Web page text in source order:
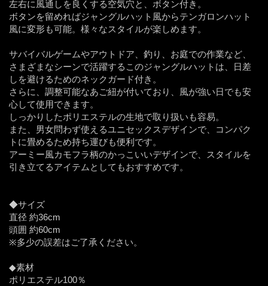
左右に風通しを良くする空気穴と、ボタン付き。
ボタンを留めればジャングルハット風からテンガロンハット
風に変形も可能。様々なスタイルが楽しめます。
サバイバルゲームやアウトドア、釣り、お庭での作業など、
さまざまなシーンで活躍するこのジャングルハットは、日差
しを避けるためのネックガード付き。
さらに、調整可能なあご紐が付いており、風が強い日でも安
心して使用できます。
しっかりしたポリエステルの生地で取り扱いも容易。
また、男女問わず使えるユニセックスデザインで、コンパク
トに畳めるため持ち運びも便利です。
アーミー風カモフラ柄のかっこいいデザインで、スタイルを
引き立てるアイテムとしてもおすすめです。
◆サイズ
直径 約36cm
頭囲 約60cm
※多少の誤差はご了承ください。
◆素材
ポリエステル100％